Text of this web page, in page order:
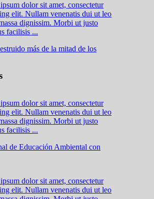
dolor sit amet, consectetur
elit. Nullam venenatis dui ut leo
dignissim. Morbi ut justo
facilisis ...
más de la mitad de los
dolor sit amet, consectetur
elit. Nullam venenatis dui ut leo
dignissim. Morbi ut justo
facilisis ...
de Educación Ambiental con
dolor sit amet, consectetur
elit. Nullam venenatis dui ut leo